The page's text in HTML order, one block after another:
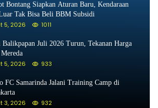
Bontang Siapkan Aturan Baru, Kendaraan
Tak Bisa Beli BBM Subsidi
5, 2026 1011
Juli 2026 Turun, Tekanan Harga
5, 2026 933
FC Samarinda Jalani Training Camp di
3, 2026 932